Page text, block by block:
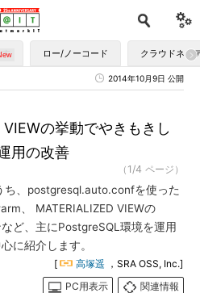
ロー/ノーコード クラウドネイ
2014年10月9日 公開
VIEWの挙動でやきもきし
用の改善
（1/4 ページ）
ち、postgresql.auto.confを使った
、 MATERIALIZED VIEWの
ど、主にPostgreSQL環境を運用
に紹介します。
[ 高塚遥 ，SRA OSS, Inc.]
PC用表示
関連情報